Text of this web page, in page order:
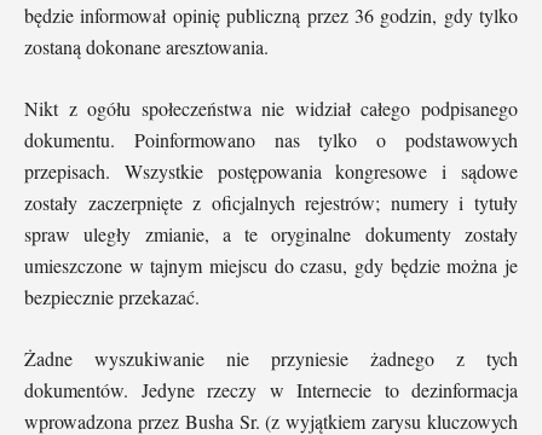
będzie informował opinię publiczną przez 36 godzin, gdy tylko
zostaną dokonane aresztowania.
Nikt z ogółu społeczeństwa nie widział całego podpisanego
dokumentu. Poinformowano nas tylko o podstawowych
przepisach. Wszystkie postępowania kongresowe i sądowe
zostały zaczerpnięte z oficjalnych rejestrów; numery i tytuły
spraw uległy zmianie, a te oryginalne dokumenty zostały
umieszczone w tajnym miejscu do czasu, gdy będzie można je
bezpiecznie przekazać.
Żadne wyszukiwanie nie przyniesie żadnego z tych
dokumentów. Jedyne rzeczy w Internecie to dezinformacja
wprowadzona przez Busha Sr. (z wyjątkiem zarysu kluczowych